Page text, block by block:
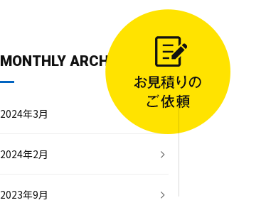
MONTHLY ARCHIVE
2024年3月
2024年2月
2023年9月